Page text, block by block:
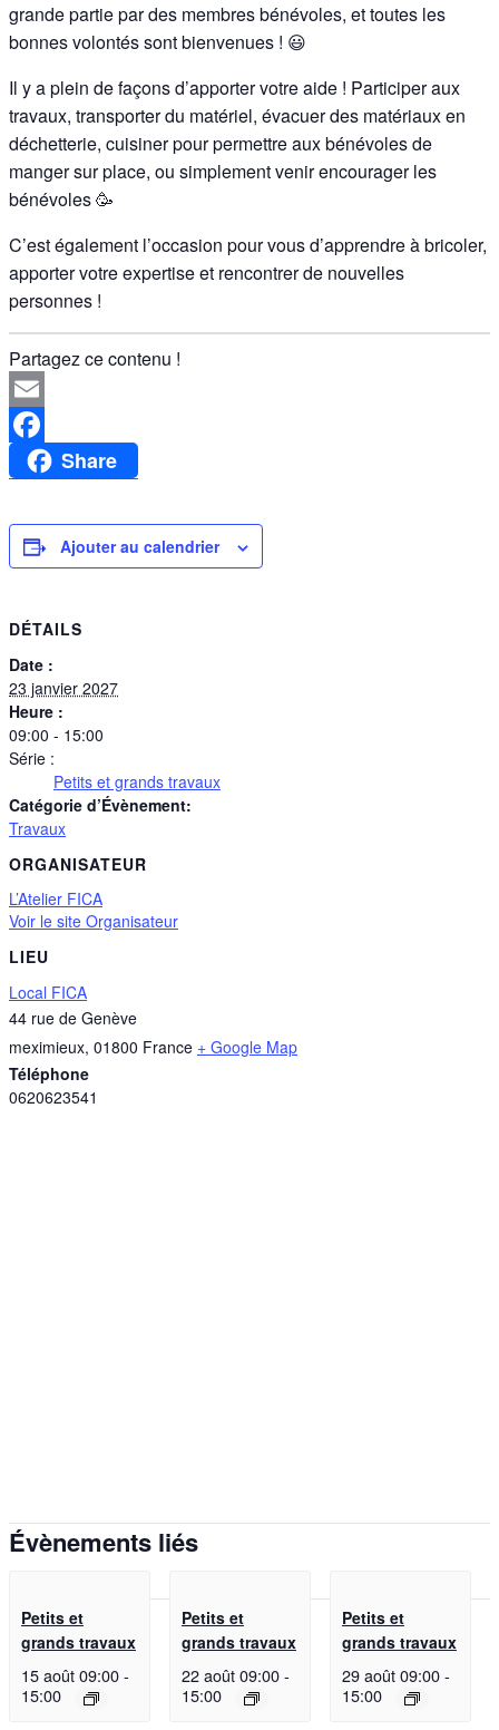
grande partie par des membres bénévoles, et toutes les
bonnes volontés sont bienvenues ! 😃
Il y a plein de façons d’apporter votre aide ! Participer aux
travaux, transporter du matériel, évacuer des matériaux en
déchetterie, cuisiner pour permettre aux bénévoles de
manger sur place, ou simplement venir encourager les
bénévoles 🥳
C’est également l’occasion pour vous d’apprendre à bricoler,
apporter votre expertise et rencontrer de nouvelles
personnes !
Partagez ce contenu !
Email
FacebookShare
Ajouter au calendrier
DÉTAILS
Date :
23 janvier 2027
Heure :
09:00 - 15:00
Série :
Petits et grands travaux
Catégorie d’Évènement:
Travaux
ORGANISATEUR
L’Atelier FICA
Voir le site Organisateur
LIEU
Local FICA
44 rue de Genève
meximieux, 01800 France + Google Map
Téléphone
0620623541
Évènements liés
Petits et
grands travaux
15 août 09:00-
15:00
Petits et
grands travaux
22 août 09:00-
15:00
Petits et
grands travaux
29 août 09:00-
15:00